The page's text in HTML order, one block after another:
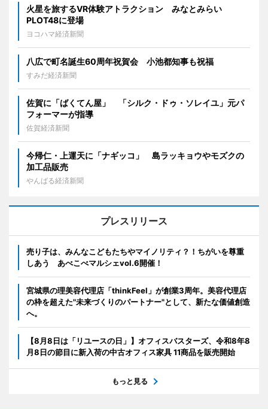
火星を旅するVR体験アトラクション みなとみらい
PLOT48に登場
ヨコハマ経済新聞
八広で町名誕生60周年祝賀会 小池都知事も祝福
すみだ経済新聞
佐賀に「ばくてん屋」 「シルク・ドゥ・ソレイユ」元パ
フォーマーが指導
佐賀経済新聞
今帰仁・上運天に「ナギッコ」 島ラッキョウやモズクの
加工品販売
やんばる経済新聞
プレスリリース
売り子は、みんなこどもたちやマイノリティ？！ちがいを尊重
しあう あべこべマルシェvol.6開催！
宮城県の理美容代理店「thinkFeel」が創業3周年。美容代理店
の枠を超えた"未来づくりのパートナー"として、新たな価値創造
へ。
【8月8日は「リユースの日」】オフィスバスターズ、令和8年8
月8日の節目に新入荷の中古オフィス家具 11商品を販売開始
もっと見る